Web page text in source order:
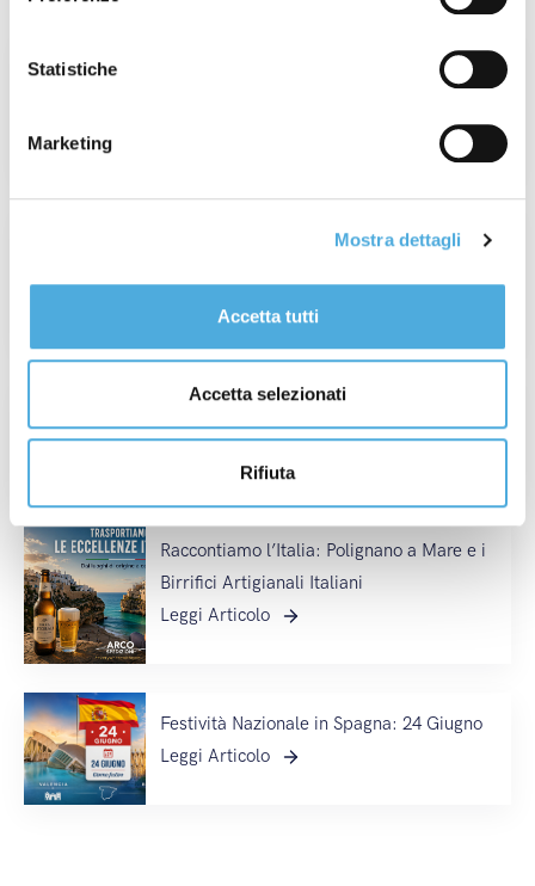
Statistiche
Marketing
Mostra dettagli
Accetta tutti
Accetta selezionati
Rifiuta
Settimana 31° del 2026: Incendi in Francia
Champagne Experience 2026: quando il
Tour de France: dal 4 al 26 Luglio
Leggi Articolo
Raccontiamo l’Italia: Polignano a Mare e i
Birrifici Artigianali Italiani
Leggi Articolo
Festività Nazionale in Spagna: 24 Giugno
Leggi Articolo